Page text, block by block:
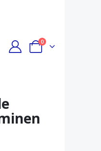
Cart
0tuotteet